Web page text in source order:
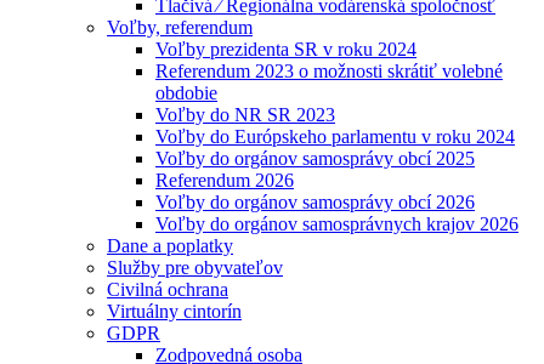
Tlačivá ⁄ Regionálna vodárenská spoločnosť
Voľby, referendum
Voľby prezidenta SR v roku 2024
Referendum 2023 o možnosti skrátiť volebné
obdobie
Voľby do NR SR 2023
Voľby do Európskeho parlamentu v roku 2024
Voľby do orgánov samosprávy obcí 2025
Referendum 2026
Voľby do orgánov samosprávy obcí 2026
Voľby do orgánov samosprávnych krajov 2026
Dane a poplatky
Služby pre obyvateľov
Civilná ochrana
Virtuálny cintorín
GDPR
Zodpovedná osoba